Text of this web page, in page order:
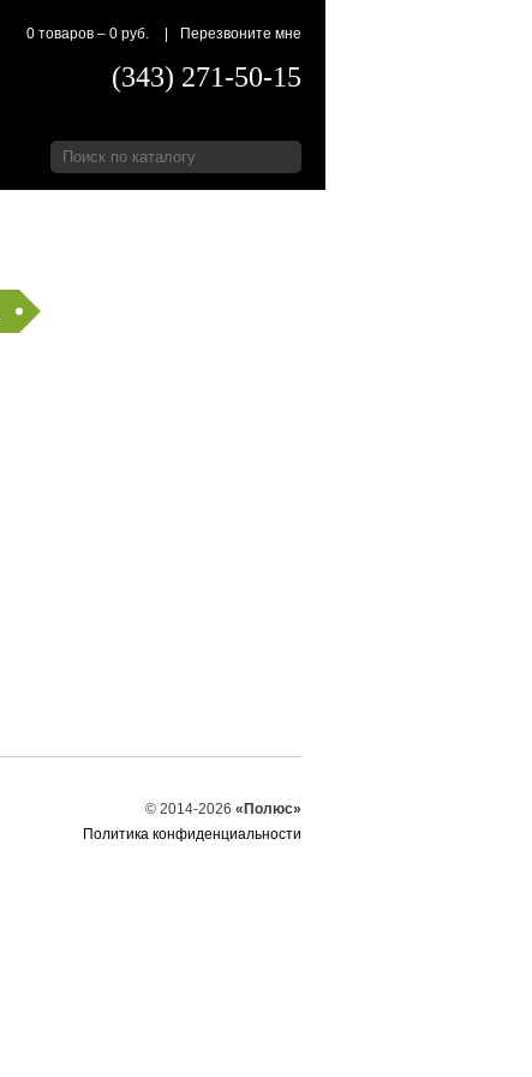
0 товаров – 0 руб. Перезвоните мне
(343) 271-50-15
© 2014-2026 «Полюс»
Политика конфиденциальности